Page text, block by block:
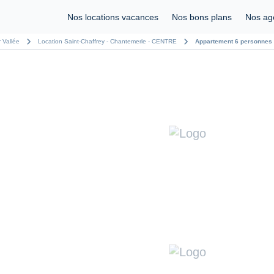
Nos locations vacances Nos bons plans Nos
Vallée chevron_right Location Saint-Chaffrey - Chantemerle - CENTRE chevron_right Appartement 6 personnes